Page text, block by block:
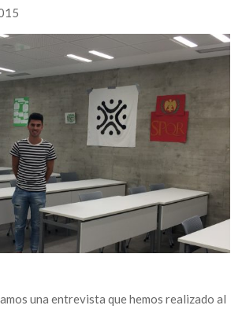
una entrevista que hemos realizado al